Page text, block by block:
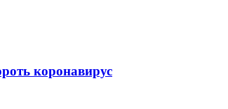
коронавирус